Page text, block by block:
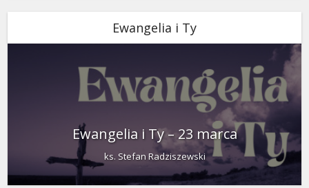
Ewangelia i Ty
Ewangelia i Ty – 23 marca
ks. Stefan Radziszewski